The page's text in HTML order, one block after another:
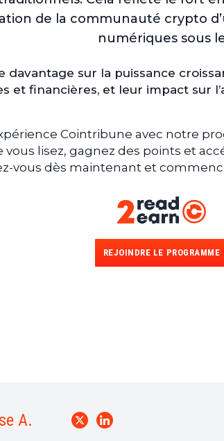
de la communauté crypto
numériques sous
davantage sur la puissance
et financières, et leur impact sur
Cointribune avec notre
lisez, gagnez des points et
vous dès maintenant et
REJOINDRE LE PROGRAMME
A.